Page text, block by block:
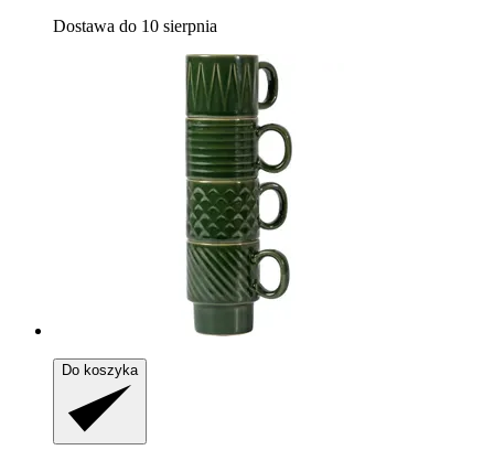
Dostawa do 10 sierpnia
Do koszyka